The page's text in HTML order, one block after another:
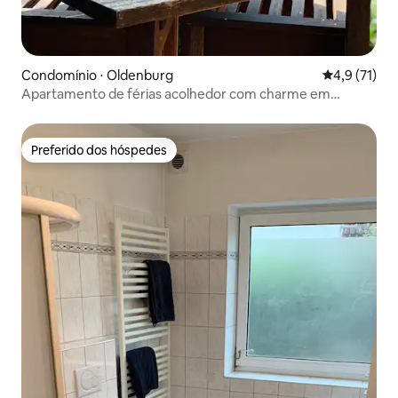
Condomínio ⋅ Oldenburg 4,9 de uma
4,9 (71)
Apartamento de férias acolhedor com charme em
Preferido dos hóspedes
Preferido dos hóspedes